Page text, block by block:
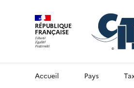
RÉPUBLIQUE
FRANÇAISE
Accueil Pays